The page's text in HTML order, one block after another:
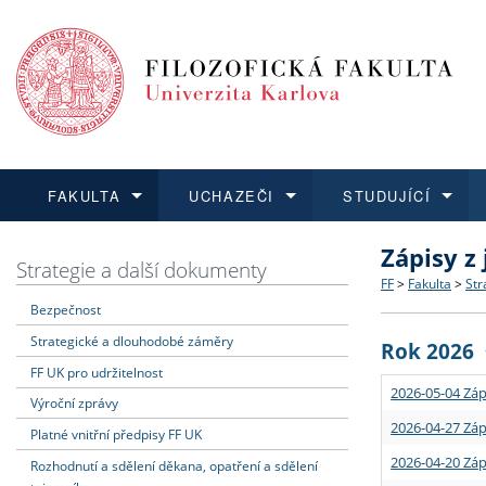
FAKULTA
Dozvědět se více
Struktura
Strategie
Podpora
UCHAZEČI
Podat přihlášku
Co
Učitelské
STUDUJÍCÍ
Dozvědět se více
Rigorózní
Dozvědět se více
O vědě a
Granty a
Dozvědět se více
Aktuální
Strategie a další dokumenty
Bezpečnost
Strategické a dlouhodobé záměry
FF UK pro udržitelnost
Výroční zprávy
Platné vnitřní předpisy FF UK
Rozhodnutí a sdělení děkana, opatření a sdělení
Zápisy
FF > Fakulta >
Rok 2026
2026-05-04
2026-04-27
2026-04-20